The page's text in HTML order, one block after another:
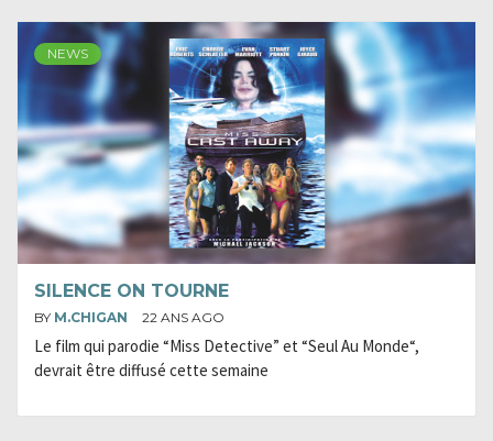
NEWS
SILENCE ON TOURNE
BY M.CHIGAN 22 ANS AGO
Le film qui parodie “Miss Detective” et “Seul Au Monde“,
devrait être diffusé cette semaine